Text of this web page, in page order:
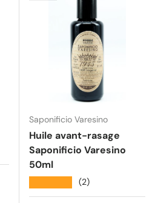
Saponificio Varesino
Huile avant-rasage
Saponificio Varesino
50ml
(2)